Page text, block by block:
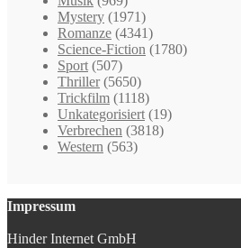
Mystery (1971)
Romanze (4341)
Science-Fiction (1780)
Sport (507)
Thriller (5650)
Trickfilm (1118)
Unkategorisiert (19)
Verbrechen (3818)
Western (563)
Impressum
Hinder Internet GmbH